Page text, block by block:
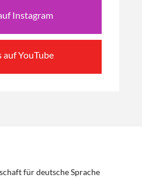
Instagram
auf YouTube
für deutsche Sprache